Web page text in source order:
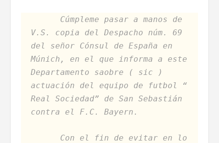
Cúmpleme pasar a manos de
V.S. copia del Despacho núm. 69
del señor Cónsul de España en
Múnich, en el que informa a este
Departamento saobre ( sic )
actuación del equipo de futbol “
Real Sociedad” de San Sebastián
contra el F.C. Bayern.
Con el fin de evitar en lo